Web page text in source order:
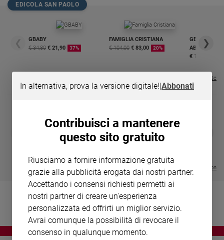
Papa
Chiesa
spiritualità
Società
e
EDICOLA SAN PAOLO
❮
GBABY
€ 34,80 € 21,90 37%
FAMIGLIA CRISTIANA
€ 104,00 € 83,00 20%
GBABY
€ 16,99
❯
Visualizza tutte le riviste
LE GRANDI BASILICHE ITALIANE
- VOL DA 1 AL 5
DIARIO G 2026-27
€ 8,90
- € 8,90
Visualizza tutte le collection
In alternativa, prova la versione digitale!|Abbonati
Contribuisci a mantenere
questo sito gratuito
Riusciamo a fornire informazione gratuita
grazie alla pubblicità erogata dai nostri partner.
Accettando i consensi richiesti permetti ai
nostri partner di creare un'esperienza
personalizzata ed offrirti un miglior servizio.
Avrai comunque la possibilità di revocare il
consenso in qualunque momento.